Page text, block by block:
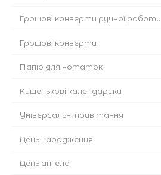
Грошові конверти ручної роботи
Грошові конверти
Папір для нотаток
Кишенькові календарики
Універсальні привітання
День народження
День ангела